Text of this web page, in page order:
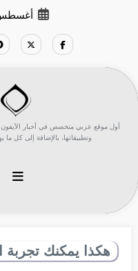
أغسطس 7,
أول موقع عربي متخصص في أخبار الآيفون
وتطبيقاتها، بالإضافة إلى كل ما
هكذا يمكنك تجربة